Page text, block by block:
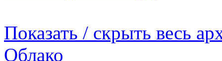
Показать / скрыть весь
Облако